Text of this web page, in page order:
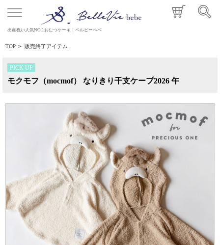
出産祝い人気NO.1おむつケーキ｜ベルビーベベ
TOP > 販売終了アイテム
PICK UP
モクモフ（mocmof） なりきり干支ケープ2026 午